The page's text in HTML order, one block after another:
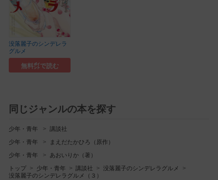
没落麗子のシンデレラ
グルメ
無料㌽で読む
同じジャンルの本を探す
少年・青年 講談社
少年・青年 まえだたかひろ（原作）
少年・青年 あおいりか（著）
トップ 少年・青年 講談社
没落麗子のシンデレラグルメ
没落麗子のシンデレラグルメ（３）